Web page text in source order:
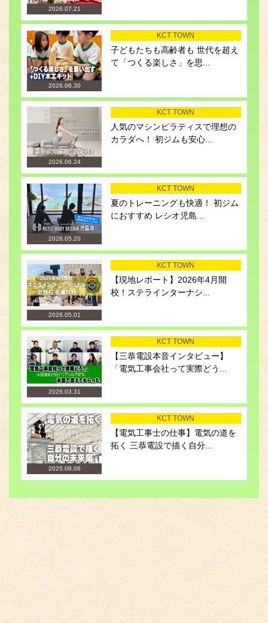
2026.07.21
2026.06.30
KCT TOWN
子どもたちも高齢者も 世代を超え
て「つくる楽しさ」を思...
2026.06.24
KCT TOWN
人気のマシンピラティスで理想の
カラダへ！ 初ジムも安心...
2026.05.20
KCT TOWN
夏のトレーニングも快適！ 初ジム
におすすめ レシオ児島...
2026.05.01
KCT TOWN
【現地レポート】2026年4月開
校！ステラインターナシ...
2026.03.31
KCT TOWN
【三恭電設本音インタビュー】
「電気工事会社って実際どう...
2025.08.06
KCT TOWN
【電気工事士の仕事】電気の道を
拓く 三恭電設で描く自分...